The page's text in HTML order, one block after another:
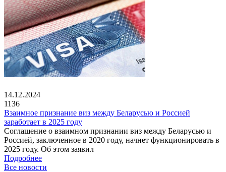
14.12.2024
1136
Взаимное признание виз между Беларусью и Россией
заработает в 2025 году
Соглашение о взаимном признании виз между Беларусью и
Россией, заключенное в 2020 году, начнет функционировать в
2025 году. Об этом заявил
Подробнее
Все новости